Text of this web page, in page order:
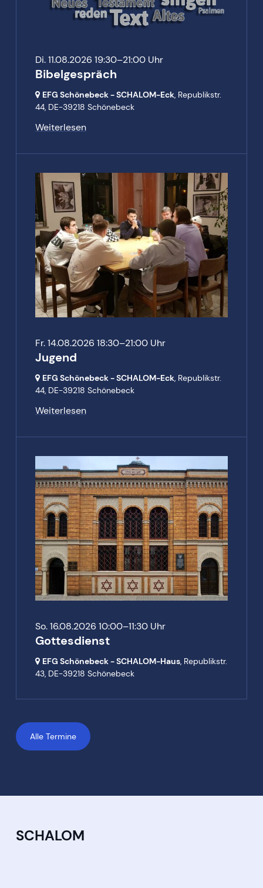
Di. 11.08.2026 19:30–21:00 Uhr
Bibelgespräch
EFG Schönebeck - SCHALOM-Eck , Republikstr.
44, DE-39218 Schönebeck
Weiterlesen
Fr. 14.08.2026 18:30–21:00 Uhr
Jugend
EFG Schönebeck - SCHALOM-Eck , Republikstr.
44, DE-39218 Schönebeck
Weiterlesen
So. 16.08.2026 10:00–11:30 Uhr
Gottesdienst
EFG Schönebeck - SCHALOM-Haus, Republikstr.
43, DE-39218 Schönebeck
Alle Termine
SCHALOM